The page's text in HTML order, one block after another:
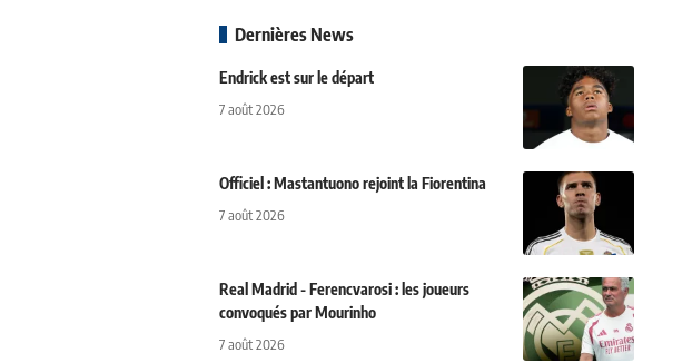
Dernières News
Endrick est sur le départ
7 août 2026
Officiel : Mastantuono rejoint la Fiorentina
7 août 2026
Real Madrid - Ferencvarosi : les joueurs
convoqués par Mourinho
7 août 2026